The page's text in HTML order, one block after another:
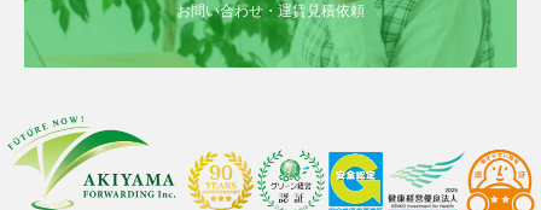
お問い合わせ・運賃見積依頼